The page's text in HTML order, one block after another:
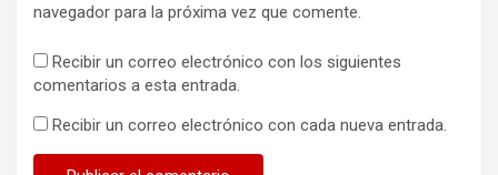
navegador para la próxima vez que comente.
Recibir un correo electrónico con los siguientes
comentarios a esta entrada.
Recibir un correo electrónico con cada nueva entrada.